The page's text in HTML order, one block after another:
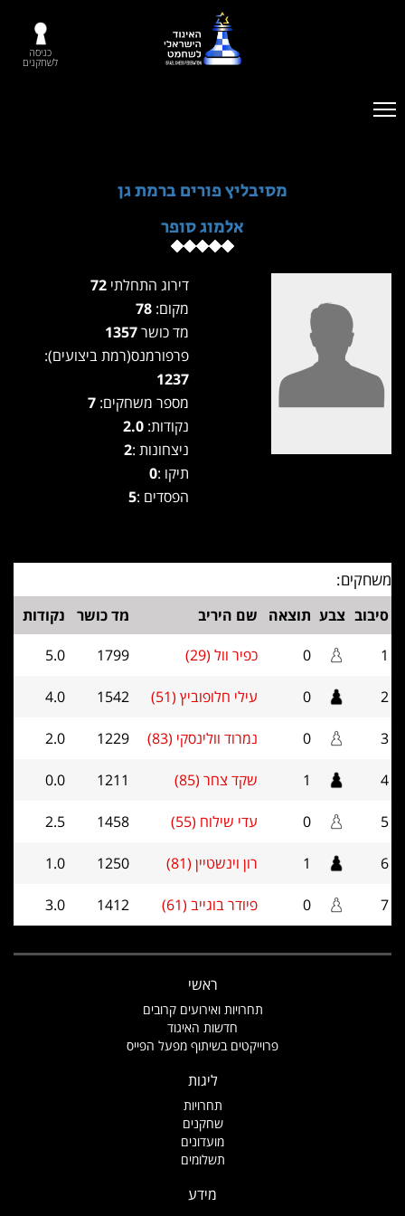
כניסה
לשחקנים
מסיבליץ פורים ברמת גן
אלמוג סופר
דירוג התחלתי
מקום:
מד כושר
פרפורמנס(רמת ביצועים):
1237
מספר משחקים:
נקודות: 2.0
ניצחונות :2
תיקו :0
הפסדים :5
משחקים:
סיבוב צבע תוצאה שם היריב מד כושר
נקודות
1
0 כפיר וול (29) 1799
5.0
2
0 עילי חלופוביץ (51) 1542
4.0
3
0 נמרוד וולינסקי (83) 1229
2.0
4
1 שקד צחר (85) 1211
0.0
5
0 עדי שילוח (55) 1458
2.5
6
1 רון וינשטיין (81) 1250
1.0
7
0 פיודר בוגייב (61) 1412
3.0
ראשי
תחרויות ואירועים קרובים
חדשות האיגוד
פרוייקטים בשיתוף מפעל הפייס
ליגות
תחרויות
שחקנים
מועדונים
תשלומים
מידע